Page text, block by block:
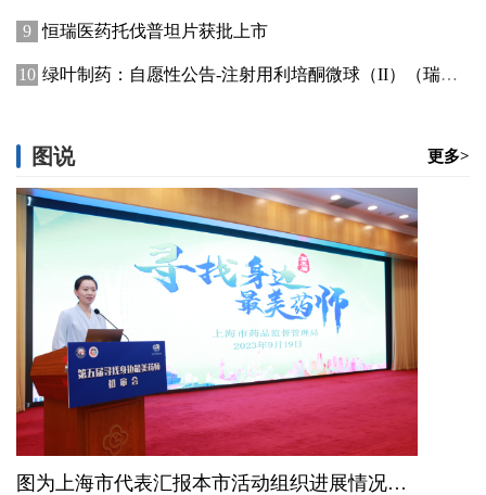
恒瑞医药托伐普坦片获批上市
绿叶制药：自愿性公告-注射用利培酮微球（II）（瑞欣妥）获国家药品监督管理局批准上市
图说 更多>
图为上海市代表汇报本市活动组织进展情况及推荐参加活动的药师事迹。